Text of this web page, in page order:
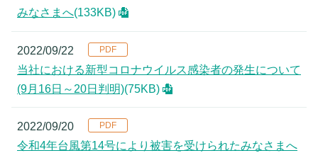
みなさまへ(133KB)
2022/09/22
当社における新型コロナウイルス感染者の発生について
(9月16日～20日判明)(75KB)
2022/09/20
令和4年台風第14号により被害を受けられたみなさまへ